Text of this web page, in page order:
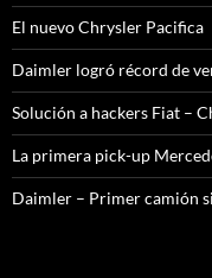
El nuevo Chrysler Pacifica
Daimler logró récord de
Solución a hackers Fiat –
La primera pick-up
Daimler – Primer camión